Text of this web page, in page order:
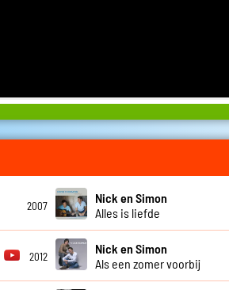
2007
Nick en Simon
Alles is liefde
2012
Nick en Simon
Als een zomer voorbij